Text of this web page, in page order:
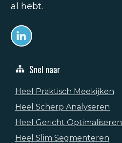
al hebt.
Snel naar
Heel Praktisch Meekijken
Heel Scherp Analyseren
Heel Gericht Optimaliseren
Heel Slim Segmenteren